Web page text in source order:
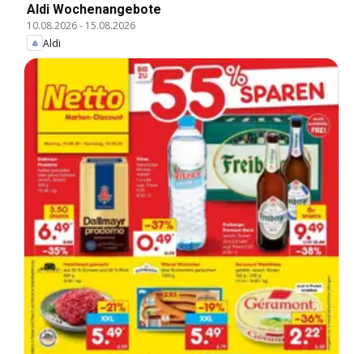
Aldi Wochenangebote
10.08.2026- 15.08.2026
Aldi